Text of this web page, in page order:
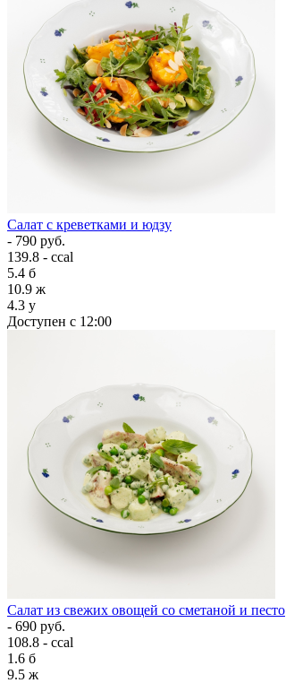
Салат с креветками и юдзу
- 790 руб.
139.8 - ccal
5.4 б
10.9 ж
4.3 у
Доступен с 12:00
Салат из свежих овощей со сметаной и песто
- 690 руб.
108.8 - ccal
1.6 б
9.5 ж